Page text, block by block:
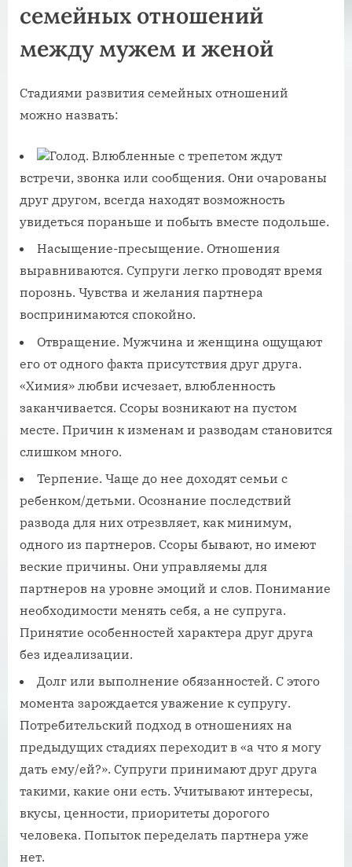
семейных отношений
между мужем и женой
Стадиями развития семейных отношений
можно назвать:
Голод. Влюбленные с трепетом ждут
встречи, звонка или сообщения. Они очарованы
друг другом, всегда находят возможность
увидеться пораньше и побыть вместе подольше.
Насыщение-пресыщение. Отношения
выравниваются. Супруги легко проводят время
порознь. Чувства и желания партнера
воспринимаются спокойно.
Отвращение. Мужчина и женщина ощущают
его от одного факта присутствия друг друга.
«Химия» любви исчезает, влюбленность
заканчивается. Ссоры возникают на пустом
месте. Причин к изменам и разводам становится
слишком много.
Терпение. Чаще до нее доходят семьи с
ребенком/детьми. Осознание последствий
развода для них отрезвляет, как минимум,
одного из партнеров. Ссоры бывают, но имеют
веские причины. Они управляемы для
партнеров на уровне эмоций и слов. Понимание
необходимости менять себя, а не супруга.
Принятие особенностей характера друг друга
без идеализации.
Долг или выполнение обязанностей. С этого
момента зарождается уважение к супругу.
Потребительский подход в отношениях на
предыдущих стадиях переходит в «а что я могу
дать ему/ей?». Супруги принимают друг друга
такими, какие они есть. Учитывают интересы,
вкусы, ценности, приоритеты дорогого
человека. Попыток переделать партнера уже
нет.